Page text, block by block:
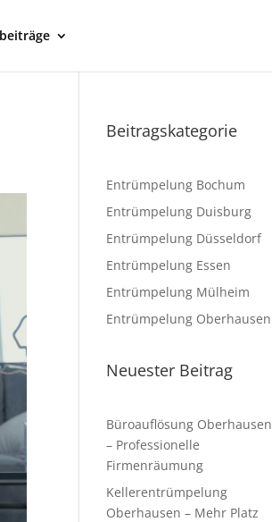
Beitragskategorie
Entrümpelung Bochum
Entrümpelung Duisburg
Entrümpelung Düsseldorf
Entrümpelung Essen
Entrümpelung Mülheim
Entrümpelung Oberhausen
Neuester Beitrag
Büroauflösung Oberhausen
– Professionelle
Firmenräumung
Kellerentrümpelung
Oberhausen – Mehr Platz